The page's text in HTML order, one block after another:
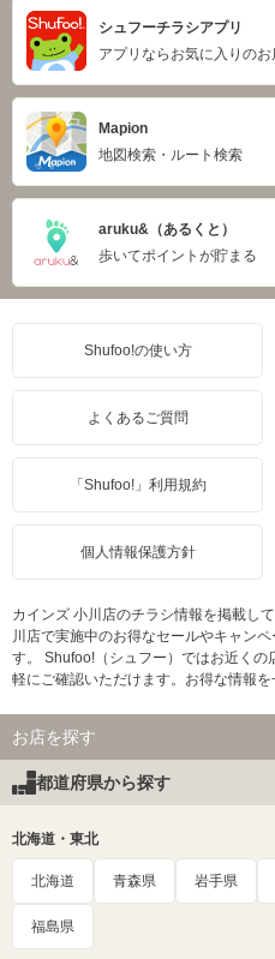
シュフーチラシアプリ
アプリならお気に入りのお
Mapion
地図検索・ルート検索
aruku&（あるくと）
歩いてポイントが貯まる
Shufoo!の使い方
よくあるご質問
「Shufoo!」利用規約
個人情報保護方針
カインズ 小川店のチラシ情報を掲載し
川店で実施中のお得なセールやキャン
す。 Shufoo!（シュフー）ではお近く
軽にご確認いただけます。お得な情報を
お店を探す
都道府県から探す
北海道・東北
北海道 青森県 岩手県
福島県